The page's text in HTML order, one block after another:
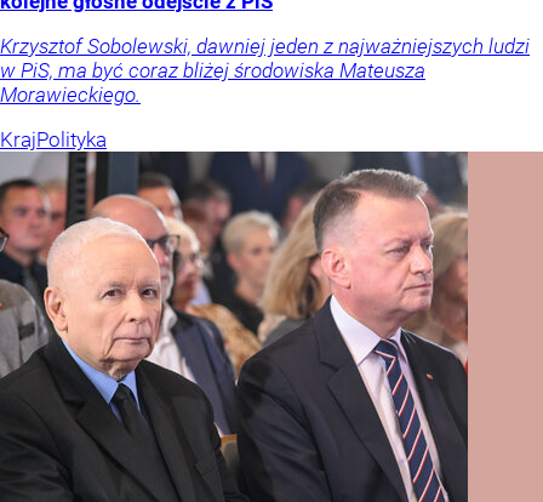
Krzysztof Sobolewski, dawniej jeden z najważniejszych ludzi
w PiS, ma być coraz bliżej środowiska Mateusza
Morawieckiego.
KrajPolityka